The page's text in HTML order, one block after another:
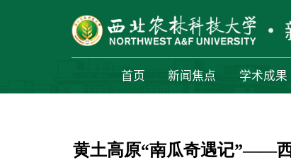
首页 新闻焦点 学术成果
黄土高原“南瓜奇遇记”——